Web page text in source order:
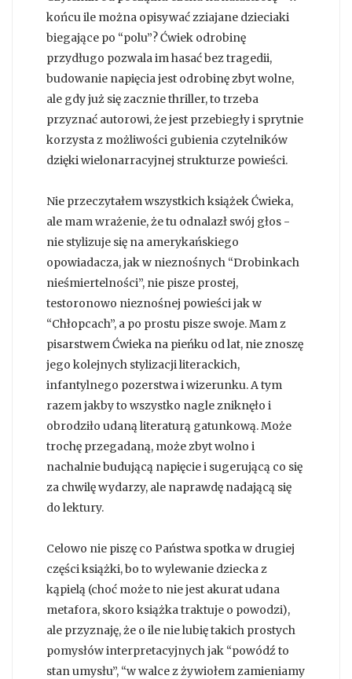
końcu ile można opisywać zziajane dzieciaki
biegające po “polu”? Ćwiek odrobinę
przydługo pozwala im hasać bez tragedii,
budowanie napięcia jest odrobinę zbyt wolne,
ale gdy już się zacznie thriller, to trzeba
przyznać autorowi, że jest przebiegły i sprytnie
korzysta z możliwości gubienia czytelników
dzięki wielonarracyjnej strukturze powieści.
Nie przeczytałem wszystkich książek Ćwieka,
ale mam wrażenie, że tu odnalazł swój głos -
nie stylizuje się na amerykańskiego
opowiadacza, jak w nieznośnych “Drobinkach
nieśmiertelności”, nie pisze prostej,
testoronowo nieznośnej powieści jak w
“Chłopcach”, a po prostu pisze swoje. Mam z
pisarstwem Ćwieka na pieńku od lat, nie znoszę
jego kolejnych stylizacji literackich,
infantylnego pozerstwa i wizerunku. A tym
razem jakby to wszystko nagle zniknęło i
obrodziło udaną literaturą gatunkową. Może
trochę przegadaną, może zbyt wolno i
nachalnie budującą napięcie i sugerującą co się
za chwilę wydarzy, ale naprawdę nadającą się
do lektury.
Celowo nie piszę co Państwa spotka w drugiej
części książki, bo to wylewanie dziecka z
kąpielą (choć może to nie jest akurat udana
metafora, skoro książka traktuje o powodzi),
ale przyznaję, że o ile nie lubię takich prostych
pomysłów interpretacyjnych jak “powódź to
stan umysłu”, “w walce z żywiołem zamieniamy